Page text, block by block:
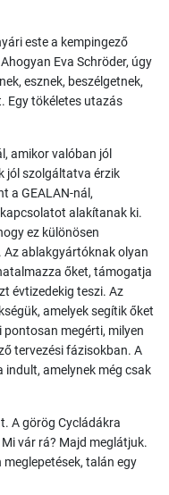
este a kempingező
Eva Schröder, úgy
esznek, beszélgetnek,
Egy tökéletes utazás
amikor valóban jól
jól szolgáltatva érzik
a GEALAN-nál,
alakítanak ki.
ez különösen
Az ablakgyártóknak olyan
őket, támogatja
évtizedekig teszi. Az
amelyek segítik őket
pontosan megérti, milyen
tervezési fázisokban. A
indult, amelynek még csak
A görög Cycládákra
vár rá? Majd meglátjuk.
talán egy